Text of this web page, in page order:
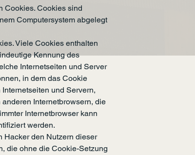
Cookies. Cookies sind
Computersystem abgelegt
Viele Cookies enthalten
Kennung des
Internetseiten und Server
in dem das Cookie
und Servern,
Internetbrowsern, die
Internetbrowser kann
werden.
Hacker den Nutzern dieser
die ohne die Cookie-Setzung